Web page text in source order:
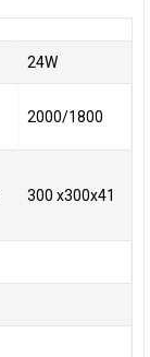
24W
2000/1800
300 x300x41